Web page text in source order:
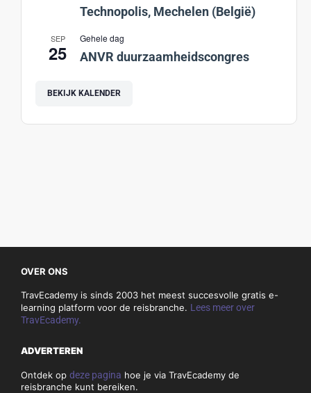
Technopolis, Mechelen (België)
SEP
25
Gehele dag
ANVR duurzaamheidscongres
BEKIJK KALENDER
OVER ONS
TravEcademy is sinds 2003 het meest succesvolle gratis e-
learning platform voor de reisbranche. Lees meer over
TravEcademy.
ADVERTEREN
Ontdek op deze pagina hoe je via TravEcademy de
reisbranche kunt bereiken.